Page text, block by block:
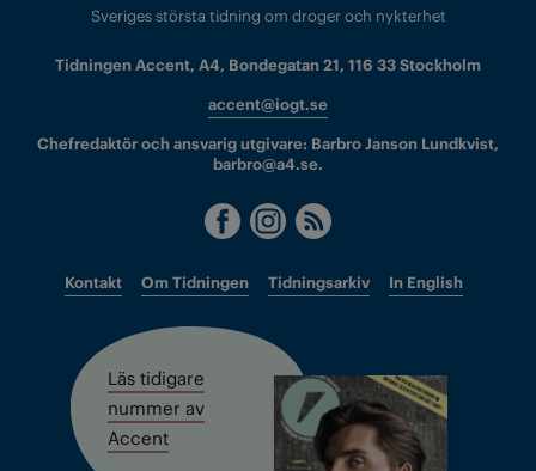
Sveriges största tidning om droger och nykterhet
Tidningen Accent, A4, Bondegatan 21, 116 33 Stockholm
accent@iogt.se
Chefredaktör och ansvarig utgivare: Barbro Janson Lundkvist,
barbro@a4.se.
Kontakt Om Tidningen Tidningsarkiv In English
Läs tidigare
nummer av
Accent